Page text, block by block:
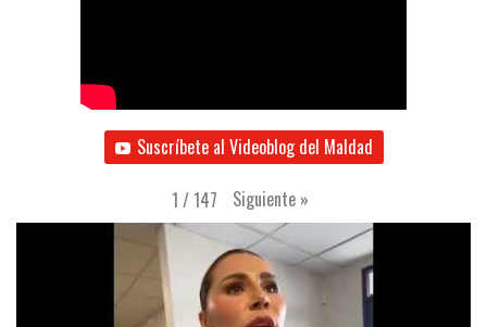
Suscríbete al Videoblog del Maldad
1 /147 Siguiente »